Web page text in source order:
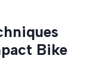
Bike